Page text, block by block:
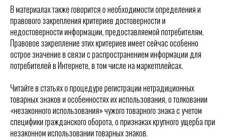
В материалах также говорится о необходимости определения и
правового закрепления критериев достоверности и
недостоверности информации, предоставляемой потребителям.
Правовое закрепление этих критериев имеет сейчас особенно
острое значение в связи с распространением информации для
потребителей в Интернете, в том числе на маркетплейсах.
Читайте в статьях о процедуре регистрации нетрадиционных
товарных знаков и особенностях их использования, о толковании
«незаконного использования» чужого товарного знака с учетом
специфики гражданского оборота, о признаках крупного ущерба при
незаконном использовании товарных знаков.